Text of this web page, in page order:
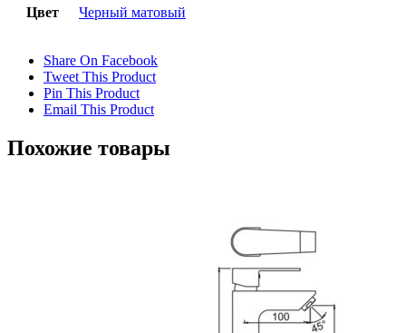
Цвет Черный матовый
Share On Facebook
Tweet This Product
Pin This Product
Email This Product
Похожие товары